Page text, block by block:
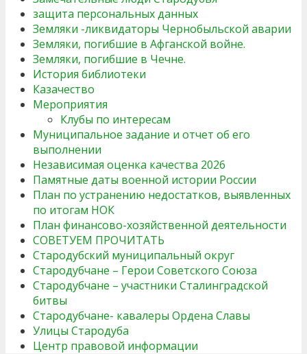
защита персональных данных
Земляки -ликвидаторы Чернобыльской аварии
Земляки, погибшие в Афганской войне.
Земляки, погибшие в Чечне.
История библиотеки
Казачество
Мероприятия
Клубы по интересам
Муниципальное задание и отчет об его
выполнении
Независимая оценка качества 2026
Памятные даты военной истории России
План по устранению недостатков, выявленных
по итогам НОК
План финансово-хозяйственной деятельности
СОВЕТУЕМ ПРОЧИТАТЬ
Стародубский муниципальный округ
Стародубчане – Герои Советского Союза
Стародубчане – участники Сталинградской
битвы
Стародубчане- кавалеры Ордена Славы
Улицы Стародуба
Центр правовой информации